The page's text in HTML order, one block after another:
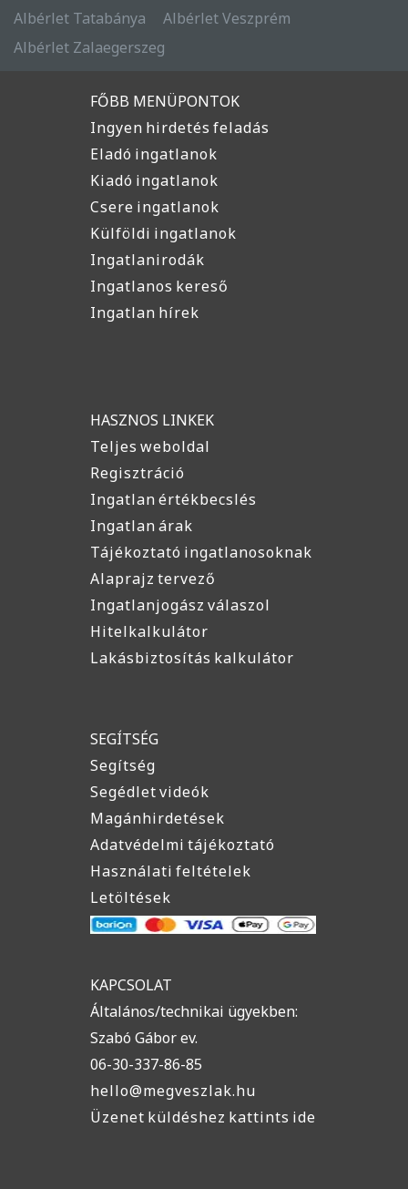
Albérlet Tatabánya
Albérlet Veszprém
Albérlet Zalaegerszeg
FŐBB MENÜPONTOK
Ingyen hirdetés feladás
Eladó ingatlanok
Kiadó ingatlanok
Csere ingatlanok
Külföldi ingatlanok
Ingatlanirodák
Ingatlanos kereső
Ingatlan hírek
HASZNOS LINKEK
Teljes weboldal
Regisztráció
Ingatlan értékbecslés
Ingatlan árak
Tájékoztató ingatlanosoknak
Alaprajz tervező
Ingatlanjogász válaszol
Hitelkalkulátor
Lakásbiztosítás kalkulátor
SEGÍTSÉG
Segítség
Segédlet videók
Magánhirdetések
Adatvédelmi tájékoztató
Használati feltételek
Letöltések
KAPCSOLAT
Általános/technikai ügyekben:
Szabó Gábor ev.
06-30-337-86-85
hello@megveszlak.hu
Üzenet küldéshez kattints ide